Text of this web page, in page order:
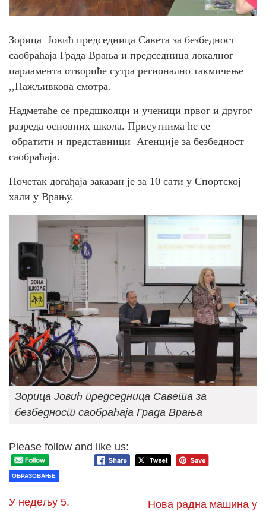
Зорица Јовић председница Савета за безбедност
саобраћаја Града Врања и председница локалног
парламента отвориће сутра регионално такмичење
,,Пажљивкова смотра.
Надметаће се предшколци и ученици првог и другог
разреда основних школа. Присутнима ће се
обратити и представници Агенције за безбедност
саобраћаја.
Почетак догађаја заказан је за 10 сати у Спортској
хали у Врању.
Зорица Јовић председница Савета за
безбедност саобраћаја Града Врања
Please follow and like us:
ОБРАЗОВАЊЕ
У недељу 5.
Нова радна машина у